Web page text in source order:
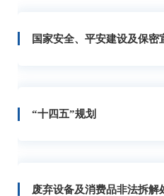
国家安全、平安建设及保密
“十四五”规划
废弃设备及消费品非法拆解